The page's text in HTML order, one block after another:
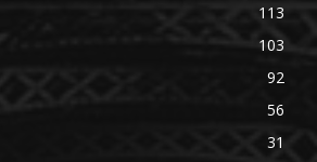
113
103
92
56
31